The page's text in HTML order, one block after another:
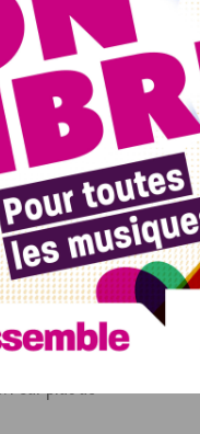
Georges (quartier
leur but étant de
des ateliers, les
plus de